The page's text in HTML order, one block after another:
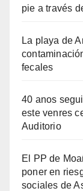
pie a través
La playa de
fecales
40 anos
este venres
Auditorio
El PP de
poner en
sociales de